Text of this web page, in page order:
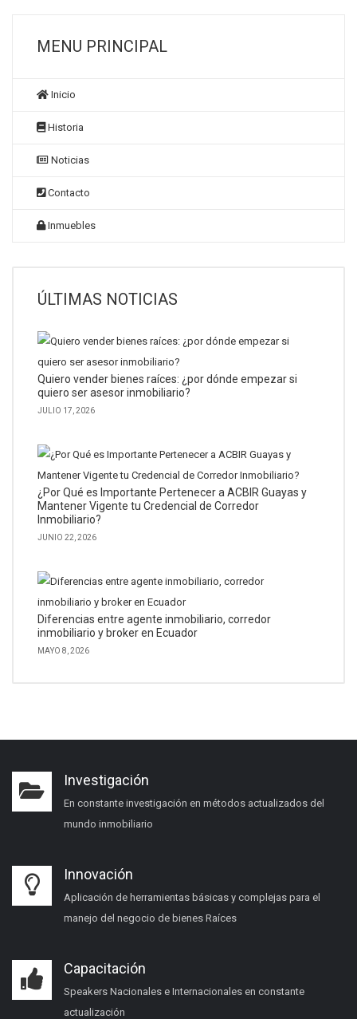
MENU PRINCIPAL
Inicio
Historia
Noticias
Contacto
Inmuebles
ÚLTIMAS NOTICIAS
Quiero vender bienes raíces: ¿por dónde empezar si
quiero ser asesor inmobiliario?
JULIO 17, 2026
¿Por Qué es Importante Pertenecer a ACBIR Guayas y
Mantener Vigente tu Credencial de Corredor
Inmobiliario?
JUNIO 22, 2026
Diferencias entre agente inmobiliario, corredor
inmobiliario y broker en Ecuador
MAYO 8, 2026
Investigación
En constante investigación en métodos actualizados del
mundo inmobiliario
Innovación
Aplicación de herramientas básicas y complejas para el
manejo del negocio de bienes Raíces
Capacitación
Speakers Nacionales e Internacionales en constante
actualización